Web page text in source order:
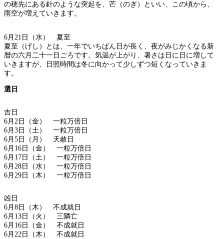
の穂先にある針のような突起を、芒（のぎ）といい、この頃から、
雨空が増えていきます。
6月21日（水） 夏至
夏至（げし）とは、一年でいちばん日が長く、夜がみじかくなる新
暦の六月二十一日ごろです。気温が上がり、暑さは日に日に増して
いきますが、日照時間は冬に向かって少しずつ短くなっていきま
す。
選日
吉日
6月2日（金） 一粒万倍日
6月3日（土） 一粒万倍日
6月5日（月） 天赦日
6月16日（金） 一粒万倍日
6月17日（土） 一粒万倍日
6月28日（水） 一粒万倍日
6月29日（木） 一粒万倍日
凶日
6月8日（木） 不成就日
6月13日（火） 三隣亡
6月16日（金） 不成就日
6月22日（木） 不成就日